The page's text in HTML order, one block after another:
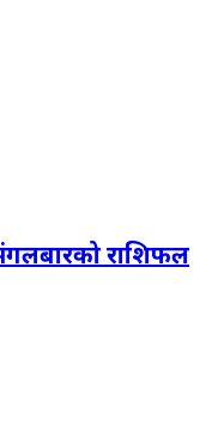
राशिफल